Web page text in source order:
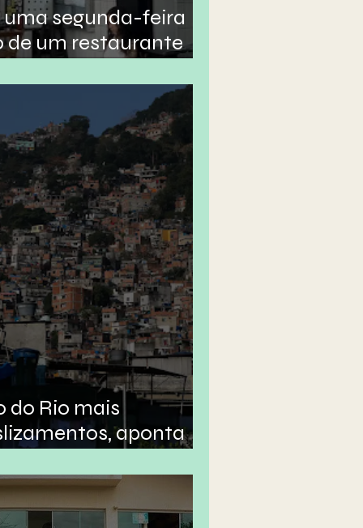
uma segunda-feira
de um restaurante
do Rio mais
aponta